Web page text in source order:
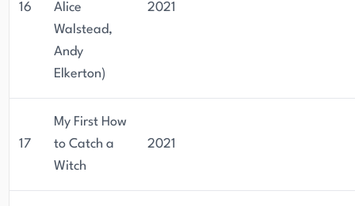
16
Alice
Walstead,
Andy
Elkerton)
2021
17
My First How
to Catch a
Witch
2021